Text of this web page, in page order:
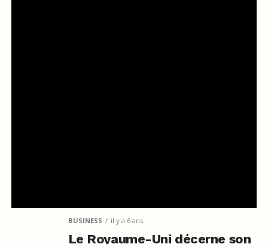
BUSINESS il y a 6 ans
Le Royaume-Uni décerne son